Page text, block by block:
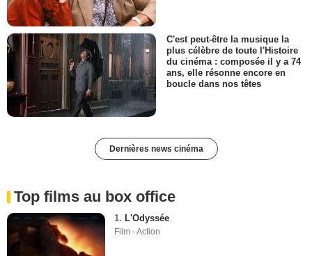
C'est peut-être la musique la
plus célèbre de toute l'Histoire
du cinéma : composée il y a 74
ans, elle résonne encore en
boucle dans nos têtes
Dernières news cinéma
Top films au box office
1. L'Odyssée
Film - Action